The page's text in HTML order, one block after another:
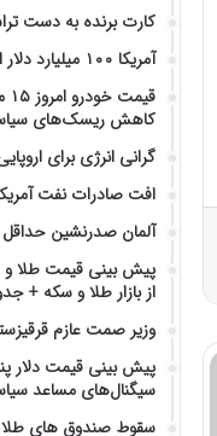
کارت برنده به دست
آمریکا ۱۰۰ میلیارد دلار از تعرفه‌های «روز آزادی» ترامپ را پس داد
کاهش ریسک‌های
گرانی انرژی برای
افت صادرات نفت آمریکا به
آلمان صدرنشین حداقل
از بازار طلا و سکه +
وزیر صمت عازم
سیگنال‌های مساعد
سقوط صندوق های طلا